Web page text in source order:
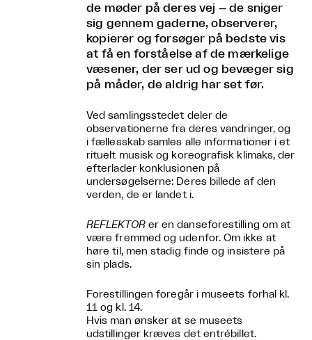
de møder på deres vej – de sniger
sig gennem gaderne, observerer,
kopierer og forsøger på bedste vis
at få en forståelse af de mærkelige
væsener, der ser ud og bevæger sig
på måder, de aldrig har set før.
Ved samlingsstedet deler de
observationerne fra deres vandringer, og
i fællesskab samles alle informationer i et
rituelt musisk og koreografisk klimaks, der
efterlader konklusionen på
undersøgelserne: Deres billede af den
verden, de er landet i.
REFLEKTORer en danseforestilling om at
være fremmed og udenfor. Om ikke at
høre til, men stadig finde og insistere på
sin plads.
Forestillingen foregår i museets forhal kl.
11 og kl. 14.
Hvis man ønsker at se museets
udstillinger kræves det entrébillet.